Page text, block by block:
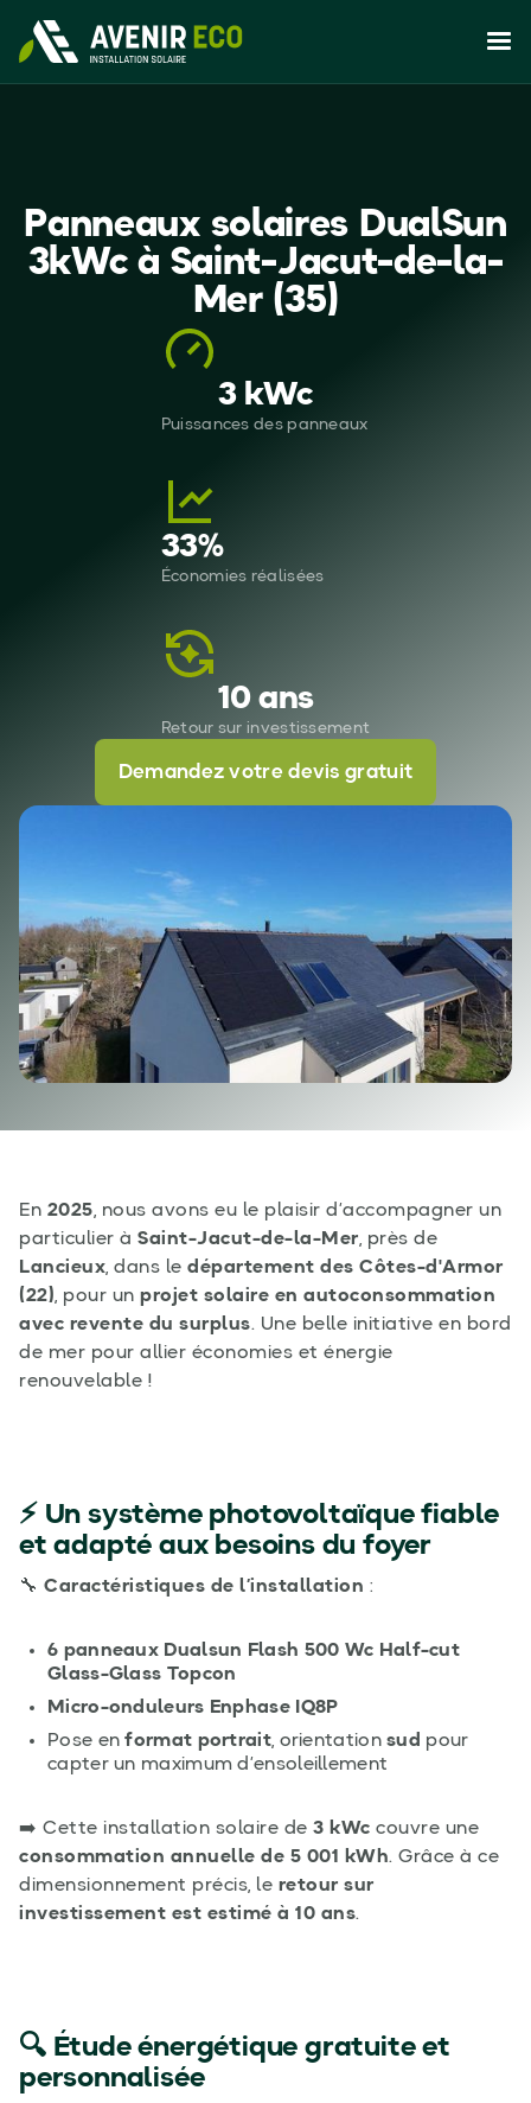
Panneaux solaires DualSun
3kWc à Saint-Jacut-de-la-
Mer (35)
3 kWc
Puissances des panneaux
33%
Économies réalisées
10 ans
Retour sur investissement
Demandez votre devis gratuit
En 2025, nous avons eu le plaisir d’accompagner un
particulier à Saint-Jacut-de-la-Mer, près de
Lancieux, dans le département des Côtes-d'Armor
(22), pour un projet solaire en autoconsommation
avec revente du surplus. Une belle initiative en bord
de mer pour allier économies et énergie
renouvelable !
⚡ Un système photovoltaïque fiable
et adapté aux besoins du foyer
🔧 Caractéristiques de l’installation :
6 panneaux Dualsun Flash 500 Wc Half-cut
Glass-Glass Topcon
Micro-onduleurs Enphase IQ8P
Pose enformat portrait, orientationsud pour
capter un maximum d’ensoleillement
➡️ Cette installation solaire de 3 kWc couvre une
consommation annuelle de 5 001 kWh. Grâce à ce
dimensionnement précis, le retour sur
investissement est estimé à 10 ans.
🔍 Étude énergétique gratuite et
personnalisée